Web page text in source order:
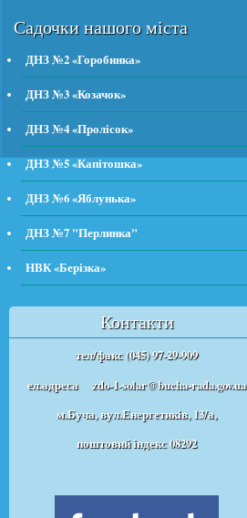
Садочки нашого міста
ДНЗ №2 «Горобинка»
ДНЗ №3 «Козачок»
ДНЗ №4 «Пролісок»
ДНЗ №5 «Капітошка»
ДНЗ №6 «Яблунька»
ДНЗ №7 "Перлинка"
НВК «Берізка»
Контакти
тел/факс (045) 97-29-909
ел.адреса zdo-1-solar@bucha-rada.gov.ua
м.Буча, вул.Енергетиків, 13/а,
поштовий індекс 08292